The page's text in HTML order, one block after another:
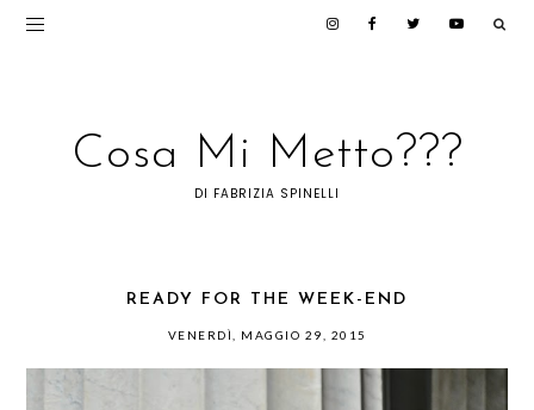
Cosa Mi Metto???
DI FABRIZIA SPINELLI
READY FOR THE WEEK-END
VENERDÌ, MAGGIO 29, 2015